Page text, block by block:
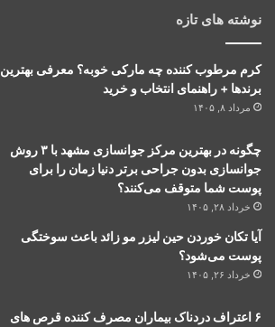
نوشته های تازه
کرم مرطوب کننده چه مارکی خوبه؟ معرفی بهترین
برندها + راهنمای انتخاب و خرید
مرداد ۸, ۱۴۰۵
چگونه در بهترین مرکز جوانسازی مشهد با ۳ روش
جوانسازی بدون جراحی برتر دنیا زمان را برای
پوست شما متوقف می‌کنند؟
خرداد ۲۸, ۱۴۰۵
آیا تکان خوردن حین لیزر مو زائد باعث سوختگی
پوست می‌شود؟
خرداد ۲۶, ۱۴۰۵
۶ اعتراف دردناک بیماران مصرف کننده قرص های